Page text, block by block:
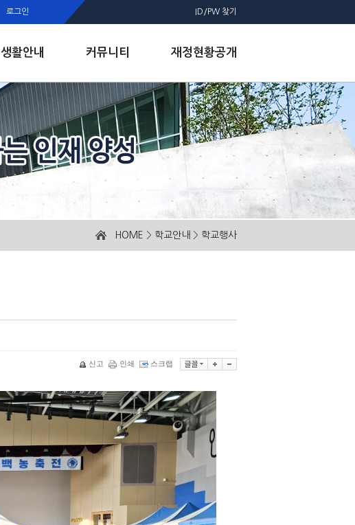
로그인 ID/PW 찾기
생활안내 커뮤니티 재정현황공개
HOME > 학교안내 > 학교행사
신고 인쇄 스크랩